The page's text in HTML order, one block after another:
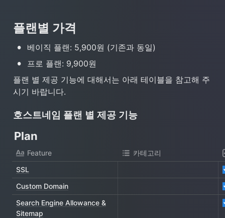
플랜별 가격
• 베이직 플랜: 5,900원 (기존과 동일)
•
프로 플랜: 9,900원
플랜 별 제공 기능에 대해서는 아래 테이블을 참고해 주
시기 바랍니다.
호스트네임 플랜 별 제공 기능
Plan
Feature
카테고리
SSL
Custom Domain
Search Engine Allowance &
Sitemap